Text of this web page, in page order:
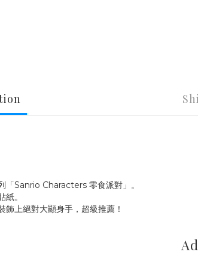
「Sanrio Characters 零食派對」。
。
上絕對大顯身手，超級推薦！